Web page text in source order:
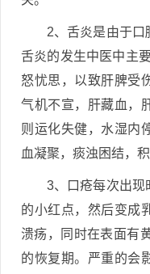
2、舌炎是由于口
舌炎的发生中医中主
怒忧思，以致肝脾受
气机不宣，肝藏血，
则运化失健，水湿内
血凝聚，痰浊困结，
3、口疮每次出现
的小红点，然后变成
溃疡，同时在表面有
的恢复期。严重的会